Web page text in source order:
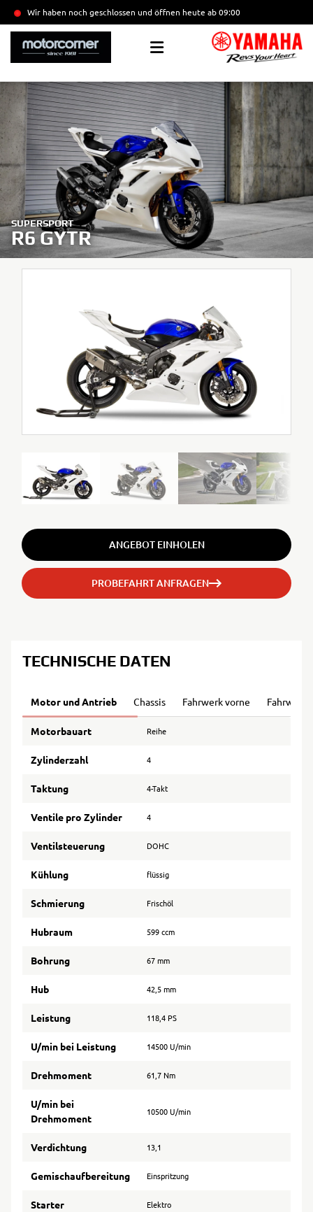
Wir haben noch geschlossen und öffnen heute ab 09:00
SUPERSPORT
R6 GYTR
ANGEBOT EINHOLEN
PROBEFAHRT ANFRAGEN
TECHNISCHE DATEN
Motor und Antrieb Chassis Fahrwerk vorne Fahrwerk
Motorbauart Reihe
Zylinderzahl 4
Taktung 4-Takt
Ventile pro Zylinder 4
Ventilsteuerung DOHC
Kühlung flüssig
Schmierung Frischöl
Hubraum 599 ccm
Bohrung 67 mm
Hub 42,5 mm
Leistung 118,4 PS
U/min bei Leistung 14500 U/min
Drehmoment 61,7 Nm
U/min bei
Drehmoment
10500 U/min
Verdichtung 13,1
Gemischaufbereitung Einspritzung
Starter Elektro